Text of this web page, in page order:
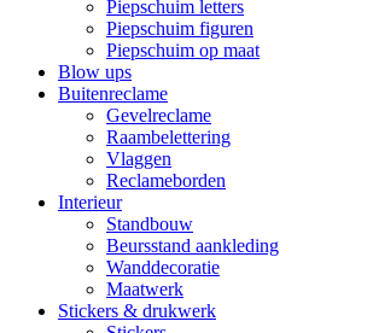
Piepschuim letters
Piepschuim figuren
Piepschuim op maat
Blow ups
Buitenreclame
Gevelreclame
Raambelettering
Vlaggen
Reclameborden
Interieur
Standbouw
Beursstand aankleding
Wanddecoratie
Maatwerk
Stickers & drukwerk